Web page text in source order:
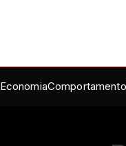
EconomiaComportamento